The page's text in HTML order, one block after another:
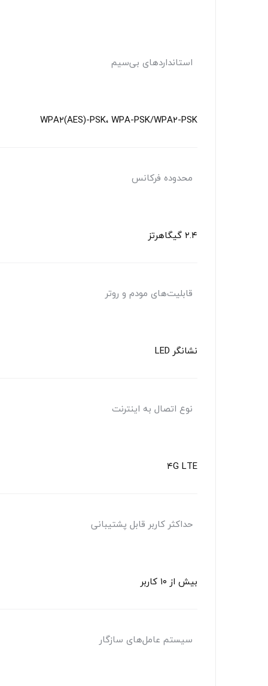
استانداردهای بی‌سیم
WPA۲(AES)-PSK، WPA-PSK/WPA۲-PSK
محدوده فرکانس
۲.۴ گیگاهرتز
قابلیت‌های مودم و روتر
نشانگر LED
نوع اتصال به اینترنت
۴G LTE
حداکثر کاربر قابل پشتیبانی
بیش از ۱۰ کاربر
سیستم‌ عامل‌های سازگار